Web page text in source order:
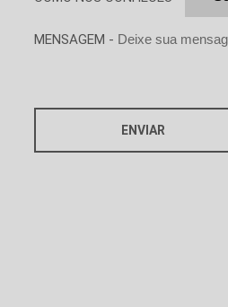
MENSAGEM -
ENVIAR